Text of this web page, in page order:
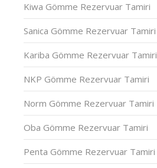
Kiwa Gömme Rezervuar Tamiri
Sanica Gömme Rezervuar Tamiri
Kariba Gömme Rezervuar Tamiri
NKP Gömme Rezervuar Tamiri
Norm Gömme Rezervuar Tamiri
Oba Gömme Rezervuar Tamiri
Penta Gömme Rezervuar Tamiri